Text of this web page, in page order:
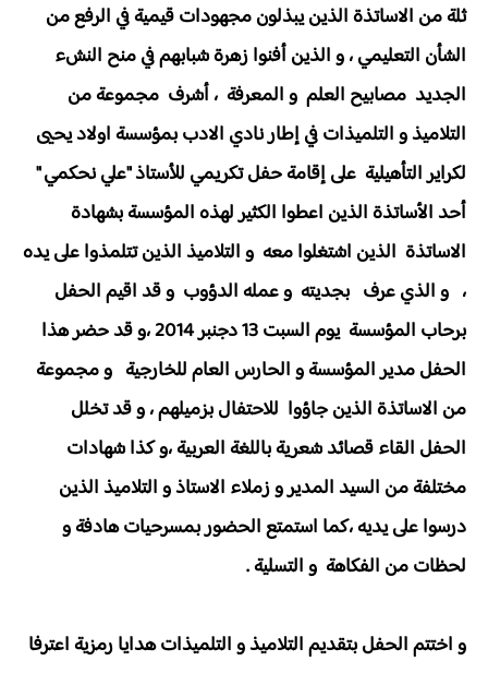
ثلة من الاساتذة الذين يبذلون مجهودات قيمية في الرفع من
الشأن التعليمي ، و الذين أفنوا زهرة شبابهم في منح النشء
الجديد مصابيح العلم و المعرفة ، أشرف مجموعة من
التلاميذ و التلميذات في إطار نادي الادب بمؤسسة اولاد يحيى
لكراير التأهيلية على إقامة حفل تكريمي للأستاذ "علي نحكمي "
أحد الأساتذة الذين اعطوا الكثير لهذه المؤسسة بشهادة
الاساتذة الذين اشتغلوا معه و التلاميذ الذين تتلمذوا على يده
، و الذي عرف بجديته و عمله الدؤوب و قد اقيم الحفل
برحاب المؤسسة يوم السبت 13 دجنبر 2014 ،و قد حضر هذا
الحفل مدير المؤسسة و الحارس العام للخارجية و مجموعة
من الاساتذة الذين جاؤوا للاحتفال بزميلهم ، و قد تخلل
الحفل القاء قصائد شعرية باللغة العربية ،و كذا شهادات
مختلفة من السيد المدير و زملاء الاستاذ و التلاميذ الذين
درسوا على يديه ،كما استمتع الحضور بمسرحيات هادفة و
لحظات من الفكاهة و التسلية .
و اختتم الحفل بتقديم التلاميذ و التلميذات هدايا رمزية اعترفا